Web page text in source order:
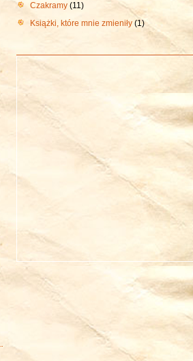
Czakramy (11)
Książki, które mnie zmieniły (1)